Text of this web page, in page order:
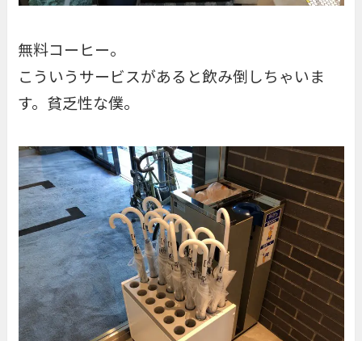
無料コーヒー。
こういうサービスがあると飲み倒しちゃいま
す。貧乏性な僕。